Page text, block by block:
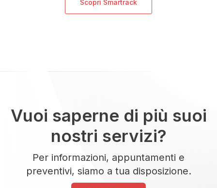
Scopri Smartrack
Vuoi saperne di più suoi
nostri servizi?
Per informazioni, appuntamenti e
preventivi, siamo a tua disposizione.